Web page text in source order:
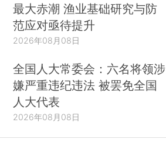
最大赤潮 渔业基础研究与防
范应对亟待提升
2026年08月08日
全国人大常委会：六名将领涉
嫌严重违纪违法 被罢免全国
人大代表
2026年08月08日